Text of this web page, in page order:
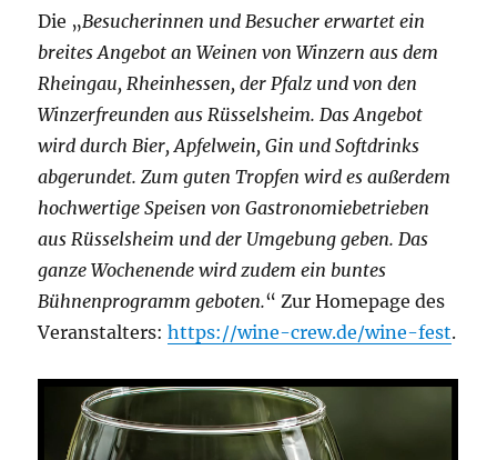
Die „Besucherinnen und Besucher erwartet ein
breites Angebot an Weinen von Winzern aus dem
Rheingau, Rheinhessen, der Pfalz und von den
Winzerfreunden aus Rüsselsheim. Das Angebot
wird durch Bier, Apfelwein, Gin und Softdrinks
abgerundet. Zum guten Tropfen wird es außerdem
hochwertige Speisen von Gastronomiebetrieben
aus Rüsselsheim und der Umgebung geben. Das
ganze Wochenende wird zudem ein buntes
Bühnenprogramm geboten.“ Zur Homepage des
Veranstalters:https://wine-crew.de/wine-fest.